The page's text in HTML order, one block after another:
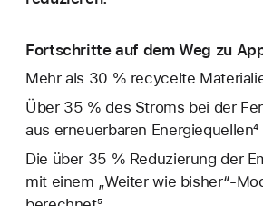
Fortschritte auf dem Weg zu
Mehr als 30 % recycelte
Über 35 % des Stroms bei der
aus erneuerbaren Energiequellen⁴
Die über 35 % Reduzierung der
mit einem „Weiter wie bisher“-